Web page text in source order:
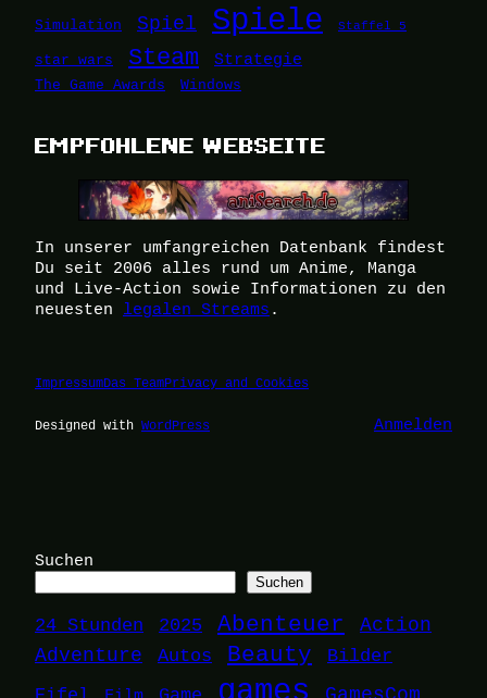
Simulation Spiel Spiele Staffel 5
star wars Steam Strategie
The Game Awards Windows
EMPFOHLENE WEBSEITE
In unserer umfangreichen Datenbank findest
Du seit 2006 alles rund um Anime, Manga
und Live-Action sowie Informationen zu den
neuesten legalen Streams .
ImpressumDas TeamPrivacy and Cookies
Designed with WordPress Anmelden
Suchen
Suchen
24 Stunden 2025 Abenteuer
Action
Adventure
Autos Beauty
Bilder